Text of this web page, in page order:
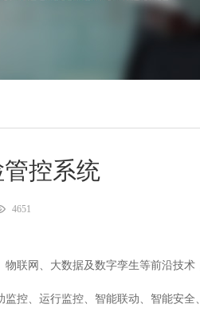
控系统
4651
联网、大数据及数字孪生等前沿技术
控、运行监控、智能联动、智能安